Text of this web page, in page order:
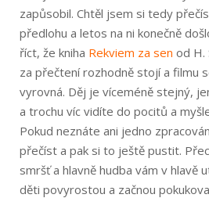
zapůsobil. Chtěl jsem si tedy
předlohu a letos na ni konečně
říct, že kniha Rekviem za sen od H.
za přečtení rozhodně stojí a filmu
vyrovná. Děj je víceméně stejný,
a trochu víc vidíte do pocitů a
Pokud neznáte ani jedno
přečíst a pak si to ještě pustit.
smršť a hlavně hudba vám v hlavě
děti povyrostou a začnou